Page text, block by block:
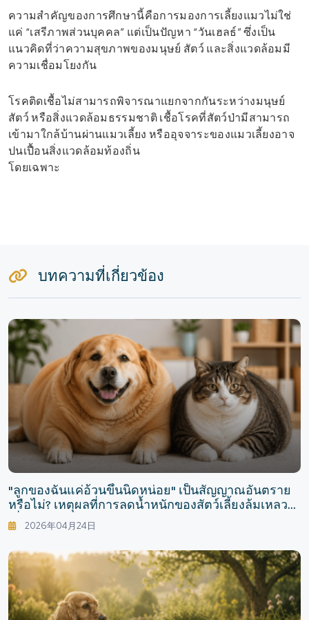
ความสำคัญของการศึกษานี้คือการมองการเลี้ยงแมวไม่ใช่
แค่ “เสรีภาพส่วนบุคคล” แต่เป็นปัญหา “วันเฮลธ์” ซึ่งเป็น
แนวคิดที่ว่าความสุขภาพของมนุษย์ สัตว์ และสิ่งแวดล้อมมี
ความเชื่อมโยงกัน
โรคติดเชื้อไม่สามารถพิจารณาแยกจากกันระหว่างมนุษย์
สัตว์ หรือสิ่งแวดล้อมธรรมชาติ เชื้อโรคที่สัตว์ป่ามีสามารถ
เข้ามาใกล้บ้านผ่านแมวเลี้ยง หรืออุจจาระของแมวเลี้ยงอาจ
ปนเปื้อนสิ่งแวดล้อมท้องถิ่น
โดยเฉพาะ
บทความที่เกี่ยวข้อง
"ลูกของฉันแค่อ้วนขึ้นนิดหน่อย" เป็นสัญญาณอันตราย
หรือไม่? เหตุผลที่การลดน้ำหนักของสัตว์เลี้ยงล้มเหลว
เมื่อ "ลดอาหารเพียงอย่างเดียว"
2026年04月24日